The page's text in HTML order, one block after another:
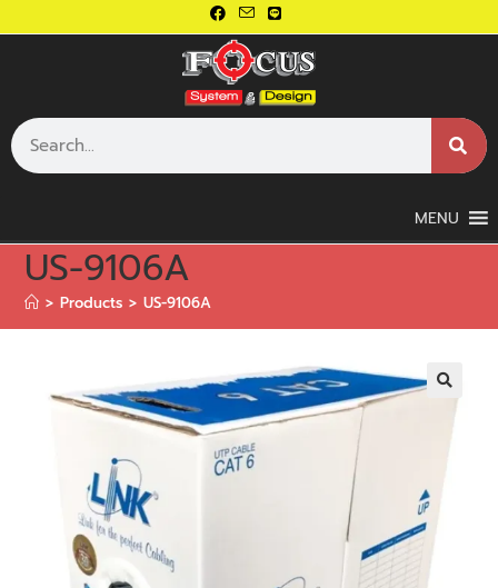
MENU
US-9106A
> Products > US-9106A